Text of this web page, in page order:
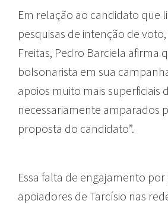
Em relação ao candidato que
pesquisas de intenção de
Freitas, Pedro Barciela afirma
bolsonarista em sua
apoios muito mais superficiais
necessariamente amparados
proposta do candidato”.
Essa falta de engajamento
apoiadores de Tarcísio nas